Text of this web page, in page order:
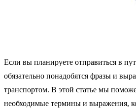
Если вы планируете отправиться в
обязательно понадобятся фразы и
транспортом. В этой статье мы
необходимые термины и выражения,